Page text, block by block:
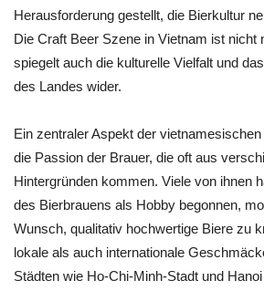
Herausforderung gestellt, die Bierkultur
Die Craft Beer Szene in Vietnam ist nicht
spiegelt auch die kulturelle Vielfalt und
des Landes wider.
Ein zentraler Aspekt der
die Passion der Brauer, die oft aus
Hintergründen kommen. Viele von ihnen
des Bierbrauens als Hobby begonnen,
Wunsch, qualitativ hochwertige Biere zu
lokale als auch internationale
Städten wie Ho-Chi-Minh-Stadt und